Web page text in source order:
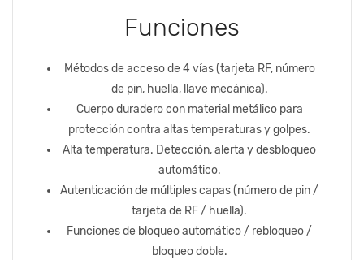
Funciones
Métodos de acceso de 4 vías (tarjeta RF, número
de pin, huella, llave mecánica).
Cuerpo duradero con material metálico para
protección contra altas temperaturas y golpes.
Alta temperatura. Detección, alerta y desbloqueo
automático.
Autenticación de múltiples capas (número de pin /
tarjeta de RF / huella).
Funciones de bloqueo automático / rebloqueo /
bloqueo doble.